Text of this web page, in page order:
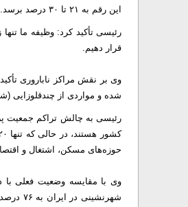
این رقم به ۲۱ تا ۳۰ درصد برسد.
رئیسی تأکید کرد: وظیفه ما
قرار دهیم.
شده و مواردی از چندقلوزایی (شامل ۱۸ هزار دوقلو و یک مورد ۵ قلو) نیز به ثبت
حوزه‌های مسکن، اشتغال و